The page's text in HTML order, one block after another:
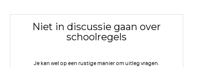
Niet in discussie gaan over
schoolregels
Je kan wel op een rustige manier om uitleg vragen.